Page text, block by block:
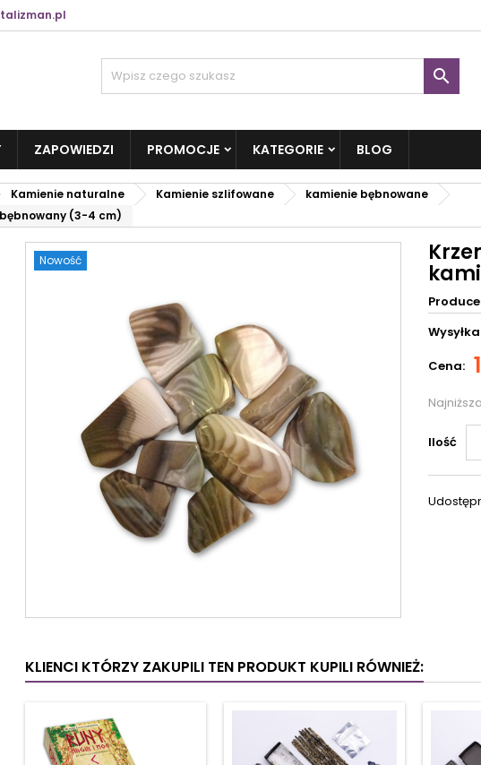

ZAPOWIEDZI PROMOCJE KATEGORIE BLOG
Kamienie naturalne Kamienie szlifowane
kamienie bębnowane
(3-4 cm)
Nowość
Cena:
Ilość
KLIENCI KTÓRZY ZAKUPILI TEN PRODUKT KUPILI RÓWNIEŻ: